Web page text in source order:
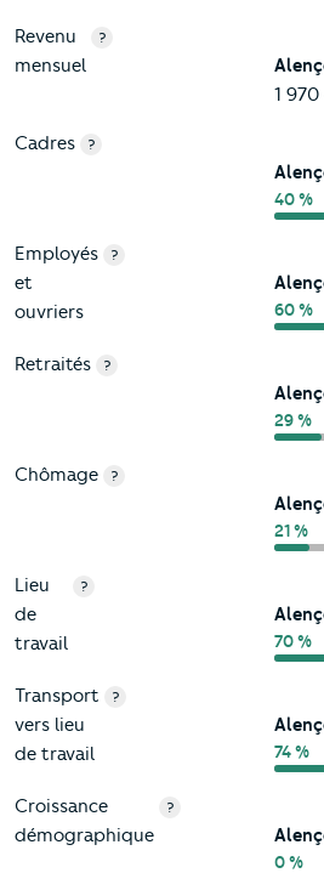
Revenu
mensuel
?
1
Cadres ?
40 %
Employés
et
ouvriers
?
60 %
Retraités ?
29 %
Chômage ?
21 %
Lieu
de
travail
?
70 %
Transport
vers lieu
de travail
?
74 %
Croissance
démographique
?
0 %